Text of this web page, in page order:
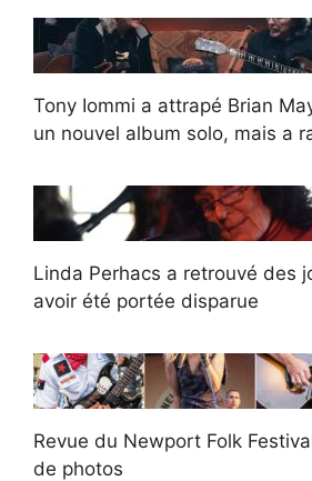
Tony Iommi a attrapé Brian
un nouvel album solo, mais a
Linda Perhacs a retrouvé des
avoir été portée disparue
Revue du Newport Folk
de photos